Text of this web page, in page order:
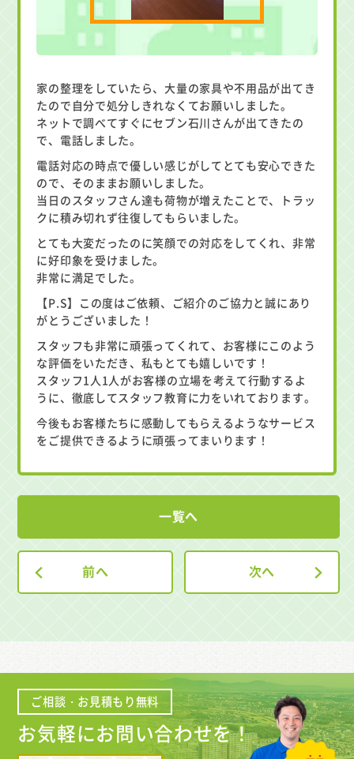
家の整理をしていたら、大量の家具や不用品が出てき
たので自分で処分しきれなくてお願いしました。
ネットで調べてすぐにセブン石川さんが出てきたの
で、電話しました。
電話対応の時点で優しい感じがしてとても安心できた
ので、そのままお願いしました。
当日のスタッフさん達も荷物が増えたことで、トラッ
クに積み切れず往復してもらいました。
とても大変だったのに笑顔での対応をしてくれ、非常
に好印象を受けました。
非常に満足でした。
【P.S】この度はご依頼、ご紹介のご協力と誠にあり
がとうございました！
スタッフも非常に頑張ってくれて、お客様にこのよう
な評価をいただき、私もとても嬉しいです！
スタッフ1人1人がお客様の立場を考えて行動するよ
うに、徹底してスタッフ教育に力をいれております。
今後もお客様たちに感動してもらえるようなサービス
をご提供できるように頑張ってまいります！
前へ
一覧へ
次へ
ご相談・お見積もり無料
お気軽にお問い合わせを！